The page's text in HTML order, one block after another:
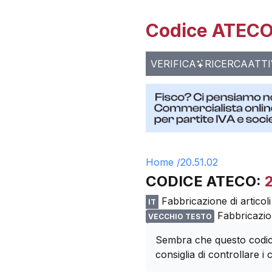
Codice
VERIFICA RICERCA
Home /20.51.02
CODICE ATECO:
IT Fabbricazione di
VECCHIO TESTO
Sembra che questo
consiglia di controllare i